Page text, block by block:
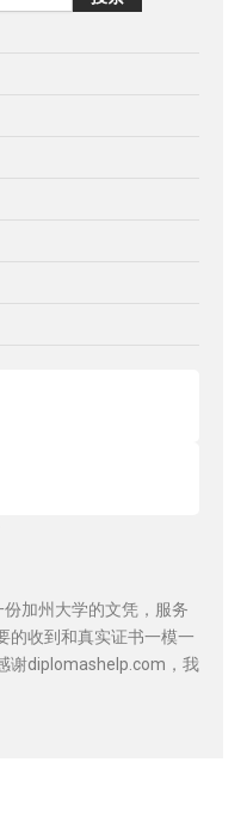
加州大学的文凭，服务
的收到和真实证书一模一
谢diplomashelp.com，我